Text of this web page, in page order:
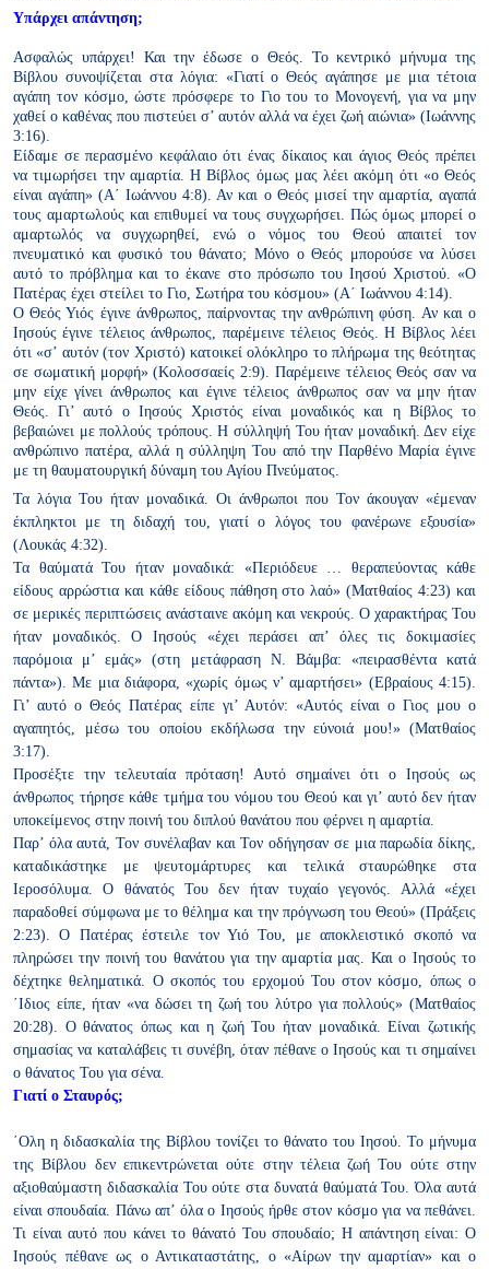
Υπάρχει απάντηση;
Ασφαλώς υπάρχει! Και την έδωσε ο Θεός. Το κεντρικό μήνυμα της
Βίβλου συνοψίζεται στα λόγια: «Γιατί ο Θεός αγάπησε με μια τέτοια
αγάπη τον κόσμο, ώστε πρόσφερε το Γιο του το Μονογενή, για να μην
χαθεί ο καθένας που πιστεύει σ’ αυτόν αλλά να έχει ζωή αιώνια» (Ιωάννης
3:16).
Είδαμε σε περασμένο κεφάλαιο ότι ένας δίκαιος και άγιος Θεός πρέπει
να τιμωρήσει την αμαρτία. Η Βίβλος όμως μας λέει ακόμη ότι «ο Θεός
είναι αγάπη» (Α΄ Ιωάννου 4:8). Αν και ο Θεός μισεί την αμαρτία, αγαπά
τους αμαρτωλούς και επιθυμεί να τους συγχωρήσει. Πώς όμως μπορεί ο
αμαρτωλός να συγχωρηθεί, ενώ ο νόμος του Θεού απαιτεί τον
πνευματικό και φυσικό του θάνατο; Μόνο ο Θεός μπορούσε να λύσει
αυτό το πρόβλημα και το έκανε στο πρόσωπο του Ιησού Χριστού. «Ο
Πατέρας έχει στείλει το Γιο, Σωτήρα του κόσμου» (Α΄ Ιωάννου 4:14).
Ο Θεός Υιός έγινε άνθρωπος, παίρνοντας την ανθρώπινη φύση. Αν και ο
Ιησούς έγινε τέλειος άνθρωπος, παρέμεινε τέλειος Θεός. Η Βίβλος λέει
ότι «σ’ αυτόν (τον Χριστό) κατοικεί ολόκληρο το πλήρωμα της θεότητας
σε σωματική μορφή» (Κολοσσαείς 2:9). Παρέμεινε τέλειοςΘεός σαν να
μην είχε γίνει άνθρωπος και έγινε τέλειος άνθρωπος σαν να μην ήταν
Θεός. Γι’ αυτό ο Ιησούς Χριστός είναι μοναδικός και η Βίβλος το
βεβαιώνει με πολλούς τρόπους. Η σύλληψή Του ήταν μοναδική. Δεν είχε
ανθρώπινο πατέρα, αλλά η σύλληψη Του απότην Παρθένο Μαρία έγινε
με τη θαυματουργική δύναμη του Αγίου Πνεύματος.
Τα λόγια Του ήταν μοναδικά. Οι άνθρωποι που Τον άκουγαν «έμεναν
έκπληκτοι με τη διδαχή του, γιατί ο λόγος του φανέρωνε εξουσία»
(Λουκάς 4:32).
Τα θαύματά Του ήταν μοναδικά: «Περιόδευε … θεραπεύοντας κάθε
είδους αρρώστια και κάθε είδους πάθηση στολαό» (Ματθαίος 4:23) και
σε μερικές περιπτώσεις ανάσταινε ακόμη και νεκρούς. Ο χαρακτήρας Του
ήταν μοναδικός. Ο Ιησούς «έχειπεράσει απ’ όλες τις δοκιμασίες
παρόμοια μ’ εμάς» (στη μετάφραση Ν. Βάμβα: «πειρασθέντα κατά
πάντα»). Με μια διάφορα, «χωρίς όμως ν’αμαρτήσει» (Εβραίους 4:15).
Γι’ αυτό ο Θεός Πατέρας είπε γι’ Αυτόν: «Αυτός είναι ο Γιος μου ο
αγαπητός, μέσω του οποίου εκδήλωσα την εύνοιά μου!» (Ματθαίος
3:17).
Προσέξτε την τελευταία πρόταση! Αυτό σημαίνει ότι ο Ιησούς ως
άνθρωπος τήρησε κάθε τμήμα του νόμου του Θεού και γι’ αυτό δεν ήταν
υποκείμενος στην ποινή του διπλού θανάτου που φέρνει η αμαρτία.
Παρ’ όλα αυτά, Τον συνέλαβαν και Τον οδήγησαν σε μια παρωδία δίκης,
καταδικάστηκε με ψευτομάρτυρες και τελικά σταυρώθηκε στα
Ιεροσόλυμα. Ο θάνατός Του δεν ήταν τυχαίο γεγονός. Αλλά «έχει
παραδοθεί σύμφωνα με το θέλημα και την πρόγνωση του Θεού» (Πράξεις
2:23). Ο Πατέρας έστειλε τον Υιό Του, με αποκλειστικό σκοπό να
πληρώσει την ποινή του θανάτου για την αμαρτία μας. Καιο Ιησούς το
δέχτηκε θεληματικά. Ο σκοπός του ερχομού Του στονκόσμο, όπως ο
΄Ιδιος είπε, ήταν «να δώσει τη ζωή του λύτρο γιαπολλούς» (Ματθαίος
20:28). Ο θάνατος όπως και η ζωή Του ήταν μοναδικά.Είναι ζωτικής
σημασίας να καταλάβεις τι συνέβη, όταν πέθανε ο Ιησούςκαι τι σημαίνει
ο θάνατος Του για σένα.
Γιατί ο Σταυρός;
΄Ολη η διδασκαλία της Βίβλου τονίζει το θάνατο του Ιησού. Το μήνυμα
της Βίβλου δεν επικεντρώνεται ούτε στην τέλεια ζωή Του ούτε στην
αξιοθαύμαστη διδασκαλία Του ούτε στα δυνατά θαύματά Του. Όλα αυτά
είναι σπουδαία. Πάνω απ’ όλα ο Ιησούς ήρθε στον κόσμο για να πεθάνει.
Τι είναι αυτό που κάνει το θάνατό Του σπουδαίο; Η απάντησηείναι: Ο
Ιησούς πέθανε ως ο Αντικαταστάτης, ο «Αίρων την αμαρτίαν» και ο